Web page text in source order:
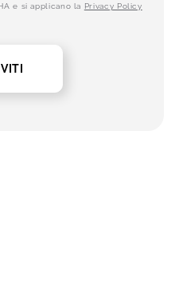
e si applicano la Privacy Policy